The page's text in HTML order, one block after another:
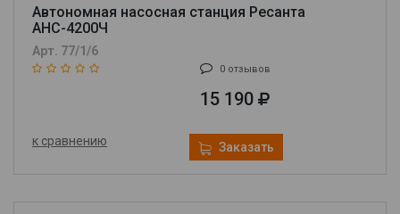
Автономная насосная станция Ресанта
АНС-4200Ч
Арт. 77/1/6
0 отзывов
15 190
к сравнению Заказать